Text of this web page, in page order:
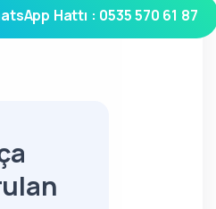
Hattı : 0535 570 61 87